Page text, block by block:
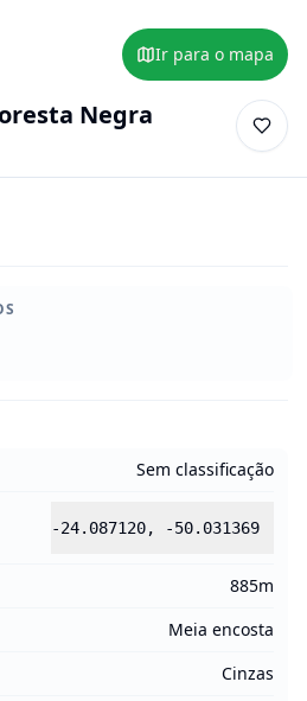
Ir para o mapa
Negra
Sem classificação
-24.087120, -50.031369
885m
Meia encosta
Cinzas